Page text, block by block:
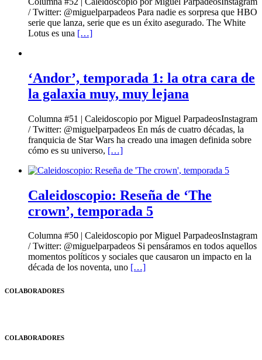
/ Twitter: @miguelparpadeos Para nadie es sorpresa que HBO
serie que lanza, serie que es un éxito asegurado. The White
Lotus es una […]
‘Andor’, temporada 1: la otra cara de
la galaxia muy, muy lejana
Columna #51 | Caleidoscopio por Miguel ParpadeosInstagram
/ Twitter: @miguelparpadeos En más de cuatro décadas, la
franquicia de Star Wars ha creado una imagen definida sobre
cómo es su universo, […]
Caleidoscopio: Reseña de ‘The
crown’, temporada 5
Columna #50 | Caleidoscopio por Miguel ParpadeosInstagram
/ Twitter: @miguelparpadeos Si pensáramos en todos aquellos
momentos políticos y sociales que causaron un impacto en la
década de los noventa, uno […]
COLABORADORES
COLABORADORES